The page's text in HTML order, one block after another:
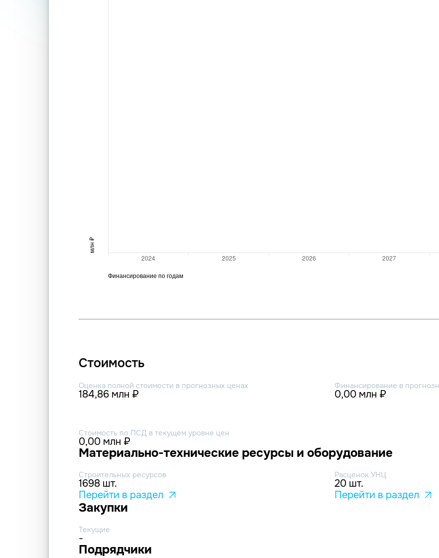
Стоимость
Оценка полной стоимости в прогнозных ценах
184,86 млн ₽
Финансирование в
0,00 млн ₽
Стоимость по ПСД в текущем уровне цен
0,00 млн ₽
Материально-технические ресурсы и оборудование
Строительных ресурсов
1698 шт.
Перейти в раздел
Расценок УНЦ
20 шт.
Перейти в раздел
Закупки
Текущие
-
Подрядчики